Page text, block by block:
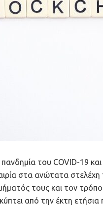
του COVID-19 και
στα ανώτατα
τους και τον
από την έκτη